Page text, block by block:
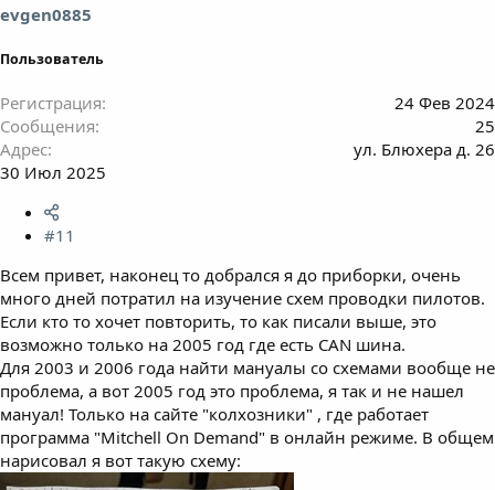
evgen0885
Пользователь
Регистрация
24 Фев 2024
Сообщения
25
Адрес
ул. Блюхера д. 26
30 Июл 2025
#11
Всем привет, наконец то добрался я до приборки, очень
много дней потратил на изучение схем проводки пилотов.
Если кто то хочет повторить, то как писали выше, это
возможно только на 2005 год где есть CAN шина.
Для 2003 и 2006 года найти мануалы со схемами вообще не
проблема, а вот 2005 год это проблема, я так и не нашел
мануал! Только на сайте "колхозники" , где работает
программа "Mitchell On Demand" в онлайн режиме. В общем
нарисовал я вот такую схему: